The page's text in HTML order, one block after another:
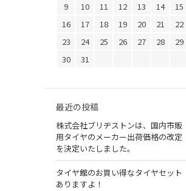
9
10 11 12 13 14
15
16
17 18 19 20 21
22
23
24 25 26 27 28
29
30
31
最近の投稿
株式会社ブリヂストンは、国内市販
用タイヤのメーカー出荷価格の改定
を決定いたしました。
タイヤ館のお買い得なタイヤセット
ありますよ！